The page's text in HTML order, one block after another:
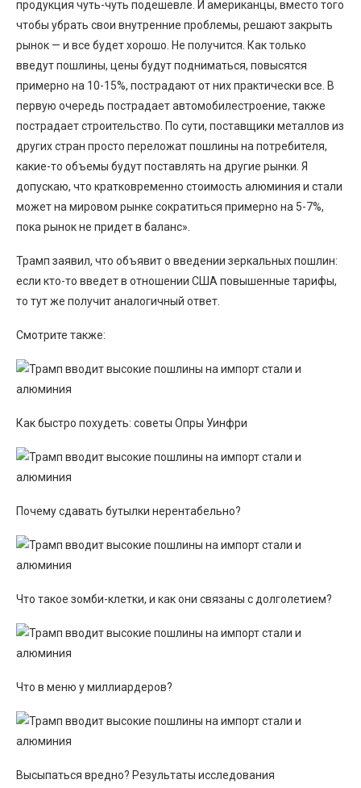
продукция чуть-чуть подешевле. И американцы, вместо того
чтобы убрать свои внутренние проблемы, решают закрыть
рынок — и все будет хорошо. Не получится. Как только
введут пошлины, цены будут подниматься, повысятся
примерно на 10-15%, пострадают от них практически все. В
первую очередь пострадает автомобилестроение, также
пострадает строительство. По сути, поставщики металлов из
других стран просто переложат пошлины на потребителя,
какие-то объемы будут поставлять на другие рынки. Я
допускаю, что кратковременно стоимость алюминия и стали
может на мировом рынке сократиться примерно на 5-7%,
пока рынок не придет в баланс».
Трамп заявил, что объявит о введении зеркальных пошлин:
если кто-то введет в отношении США повышенные тарифы,
то тут же получит аналогичный ответ.
Смотрите также:
Как быстро похудеть: советы Опры Уинфри
Почему сдавать бутылки нерентабельно?
Что такое зомби-клетки, и как они связаны с долголетием?
Что в меню у миллиардеров?
Высыпаться вредно? Результаты исследования